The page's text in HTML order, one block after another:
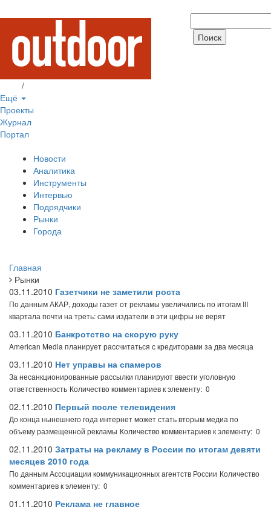
/
Ещё
Проекты
Журнал
Портал
Новости
Аналитика
Инструменты
Интервью
Подрядчики
Рынки
Города
Главная
Рынки
03.11.2010 Газетчики не заметили роста
По данным АКАР, доходы газет от рекламы увеличились по итогам III
квартала почти на треть: сами издатели в эти цифры не верят
03.11.2010 Банкротство на скорую руку
American Media планирует рассчитаться с кредиторами за два месяца
03.11.2010 Нет управы на спамеров
За несанкционированные рассылки планируют ввести уголовную
ответственность Количество комментариев к элементу: 0
02.11.2010 Первый после телевидения
До конца нынешнего года интернет может стать вторым медиа по
объему размещенной рекламы Количество комментариев к элементу: 0
02.11.2010 Затраты на рекламу в России по итогам девяти
месяцев 2010 года
По данным Ассоциации коммуникационных агентств России Количество
комментариев к элементу: 0
01.11.2010 Реклама не главное